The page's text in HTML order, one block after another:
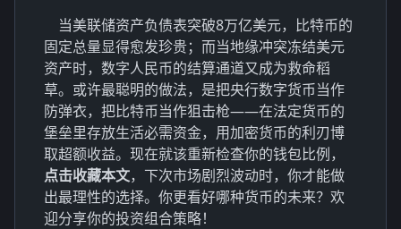
当美联储资产负债表突破8万亿美元，比特币的
固定总量显得愈发珍贵；而当地缘冲突冻结美元
资产时，数字人民币的结算通道又成为救命稻
草。或许最聪明的做法，是把央行数字货币当作
防弹衣，把比特币当作狙击枪——在法定货币的
堡垒里存放生活必需资金，用加密货币的利刃博
取超额收益。现在就该重新检查你的钱包比例，
点击收藏本文，下次市场剧烈波动时，你才能做
出最理性的选择。你更看好哪种货币的未来？欢
迎分享你的投资组合策略！